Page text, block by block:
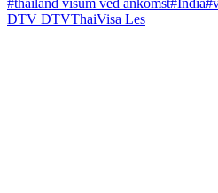
#thailand visum ved ankomst#India
DTV DTVThaiVisa Les